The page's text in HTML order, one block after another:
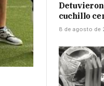
cuchillo
8 de agosto de